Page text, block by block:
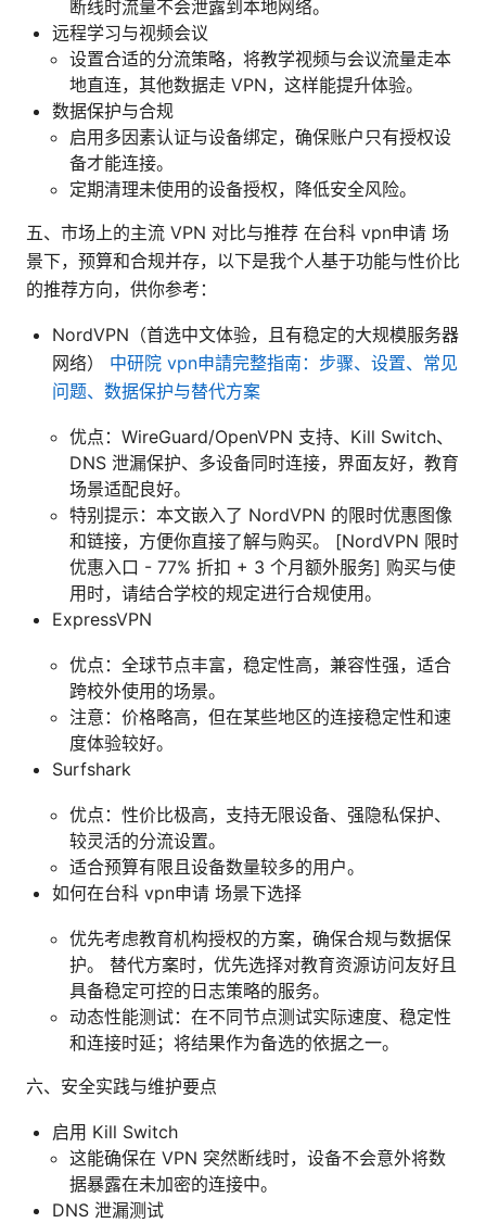
断线时流量不会泄露到本地网络。
远程学习与视频会议
设置合适的分流策略，将教学视频与会议流量走本
地直连，其他数据走 VPN，这样能提升体验。
数据保护与合规
启用多因素认证与设备绑定，确保账户只有授权设
备才能连接。
定期清理未使用的设备授权，降低安全风险。
五、市场上的主流 VPN 对比与推荐 在台科 vpn申请 场
景下，预算和合规并存，以下是我个人基于功能与性价比
的推荐方向，供你参考：
NordVPN（首选中文体验，且有稳定的大规模服务器
网络） 中研院 vpn申請完整指南：步骤、设置、常见
问题、数据保护与替代方案
优点：WireGuard/OpenVPN 支持、Kill Switch、
DNS 泄漏保护、多设备同时连接，界面友好，教育
场景适配良好。
特别提示：本文嵌入了 NordVPN 的限时优惠图像
和链接，方便你直接了解与购买。 [NordVPN 限时
优惠入口 - 77% 折扣 + 3 个月额外服务] 购买与使
用时，请结合学校的规定进行合规使用。
ExpressVPN
优点：全球节点丰富，稳定性高，兼容性强，适合
跨校外使用的场景。
注意：价格略高，但在某些地区的连接稳定性和速
度体验较好。
Surfshark
优点：性价比极高，支持无限设备、强隐私保护、
较灵活的分流设置。
适合预算有限且设备数量较多的用户。
如何在台科 vpn申请 场景下选择
优先考虑教育机构授权的方案，确保合规与数据保
护。 替代方案时，优先选择对教育资源访问友好且
具备稳定可控的日志策略的服务。
动态性能测试：在不同节点测试实际速度、稳定性
和连接时延；将结果作为备选的依据之一。
六、安全实践与维护要点
启用 Kill Switch
这能确保在 VPN 突然断线时，设备不会意外将数
据暴露在未加密的连接中。
DNS 泄漏测试